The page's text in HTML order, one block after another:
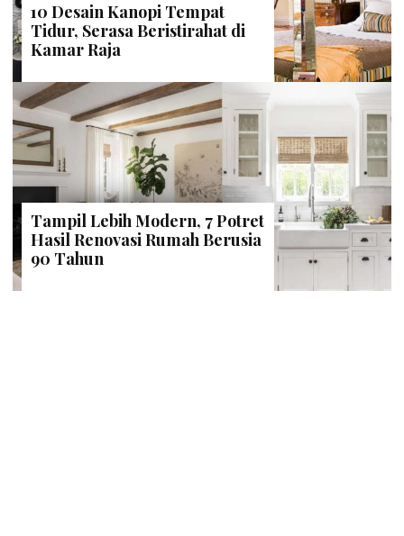
10 Desain Kanopi Tempat
Tidur, Serasa Beristirahat di
Kamar Raja
Tampil Lebih Modern, 7 Potret
Hasil Renovasi Rumah Berusia
90 Tahun